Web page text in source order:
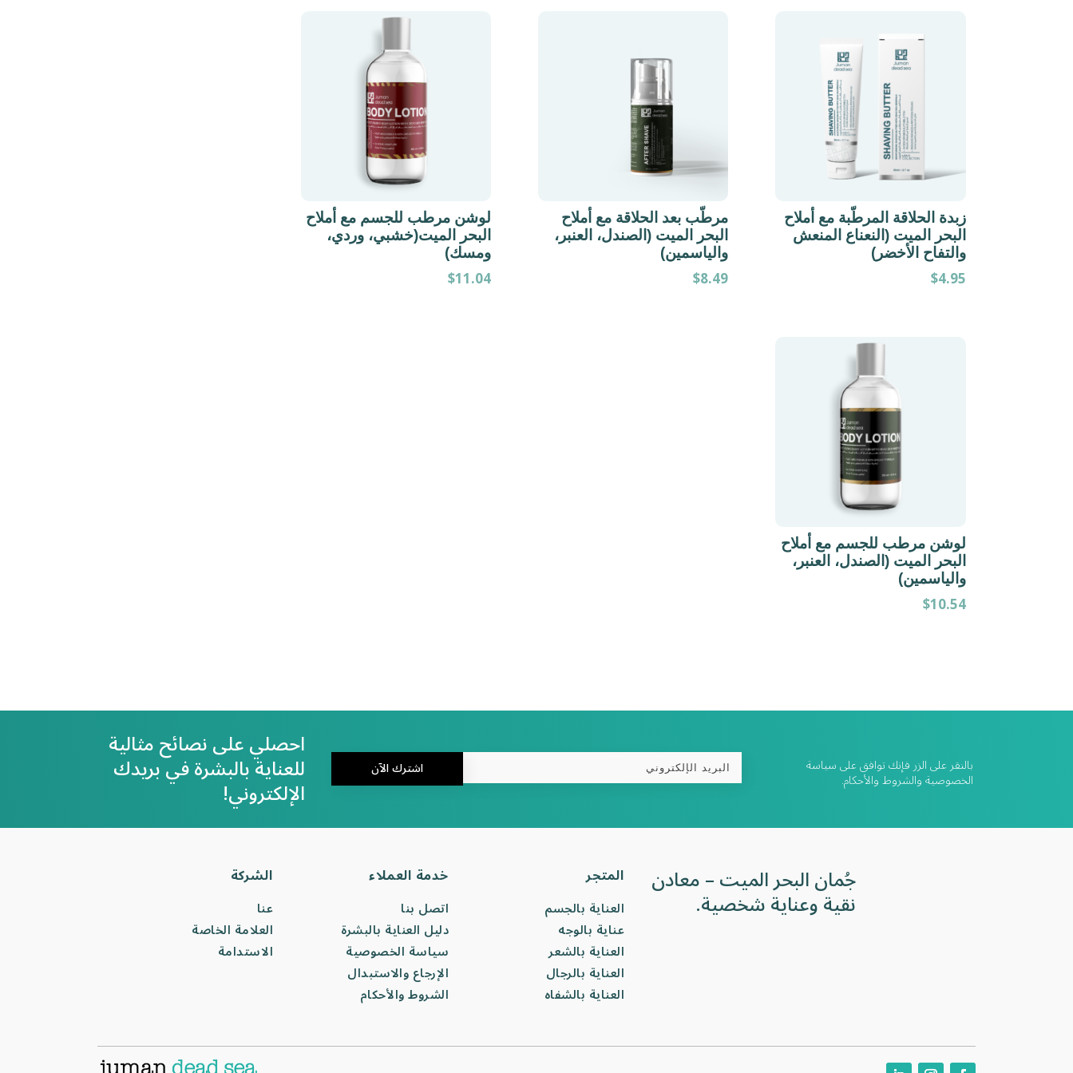
زبدة الحلاقة المرطّبة مع أملاح
البحر الميت (النعناع المنعش
والتفاح الأخضر)
$4.95
مرطّب بعد الحلاقة مع أملاح
البحر الميت (الصندل، العنبر،
والياسمين)
$8.49
لوشن مرطب للجسم مع أملاح
البحر الميت(خشبي، وردي،
ومسك)
$11.04
لوشن مرطب للجسم مع أملاح
البحر الميت (الصندل، العنبر،
والياسمين)
$10.54
احصلي على نصائح مثالية
للعناية بالبشرة في بريدك
الإلكتروني!
اشترك الآن بالنقر على الزر فإنك توافق على سياسة
الخصوصية والشروط والأحكام.
جُمان البحر الميت – معادن
نقية وعناية شخصية.
المتجر
العناية بالجسم
عناية بالوجه
العناية بالشعر
العناية بالرجال
العناية بالشفاه
خدمة العملاء
اتصل بنا
دليل العناية بالبشرة
سياسة الخصوصية
الإرجاع والاستبدال
الشروط والأحكام
الشركة
عنا
العلامة الخاصة
الاستدامة